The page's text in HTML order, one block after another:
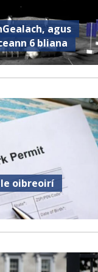
agus
6 bliana
oibreoirí